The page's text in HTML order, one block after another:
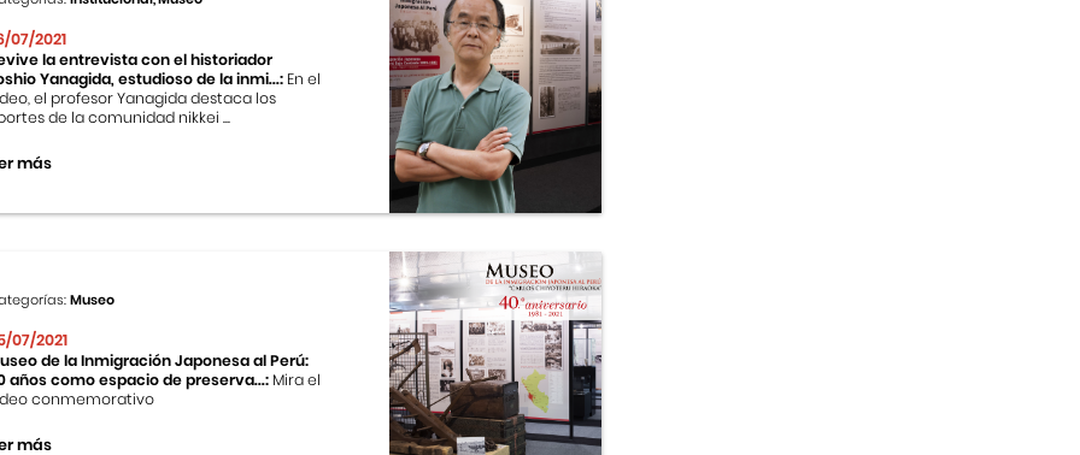
07/2021
la entrevista con el historiador
Yanagida, estudioso de la inmi...: En el
el profesor Yanagida destaca los
de la comunidad nikkei ...
más
Museo
07/2021
de la Inmigración Japonesa al Perú:
años como espacio de preserva...: Mira el
conmemorativo
más